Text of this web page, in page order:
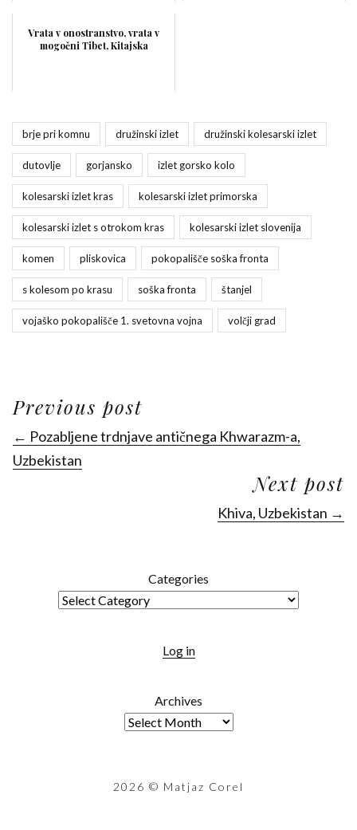
Vrata v onostranstvo, vrata v
mogočni Tibet, Kitajska
brje pri komnu družinski izlet družinski kolesarski izlet
dutovlje gorjansko izlet gorsko kolo
kolesarski izlet kras kolesarski izlet primorska
kolesarski izlet s otrokom kras kolesarski izlet slovenija
komen pliskovica pokopališče soška fronta
s kolesom po krasu soška fronta štanjel
vojaško pokopališče 1. svetovna vojna volčji grad
Previous post
← Pozabljene trdnjave antičnega Khwarazm-a,
Uzbekistan
Next post
Khiva, Uzbekistan →
Categories
Log in
Archives
2026 © Matjaz Corel